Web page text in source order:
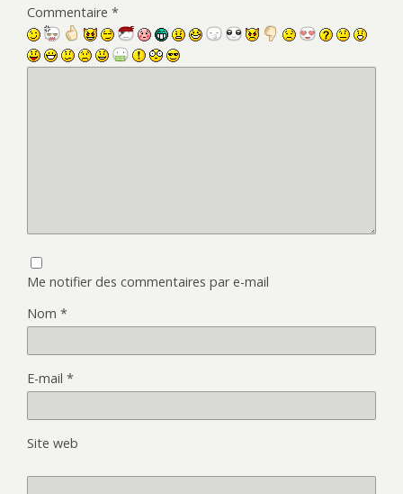
Commentaire *
Me notifier des commentaires par e-mail
Nom *
E-mail *
Site web